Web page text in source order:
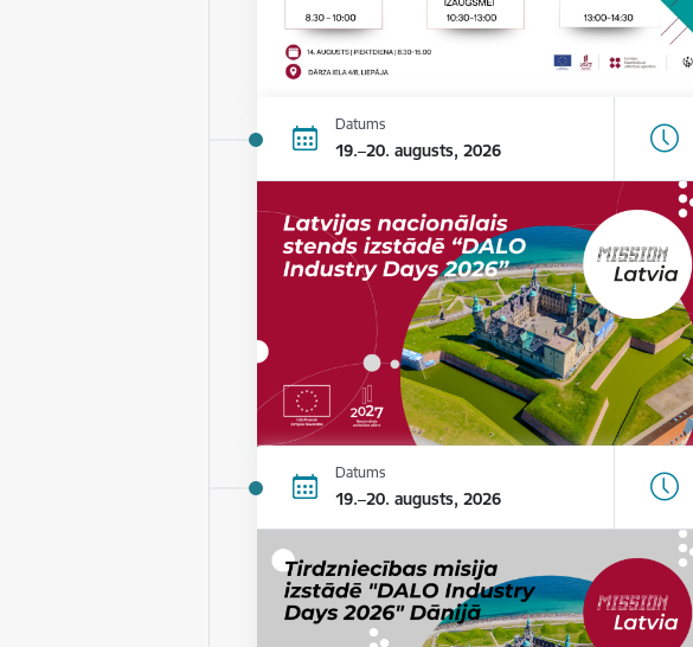
Datums
19.–20. augusts, 2026
Datums
19.–20. augusts, 2026